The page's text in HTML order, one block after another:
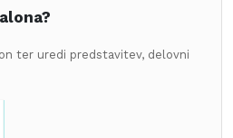
ter uredi predstavitev, delovni